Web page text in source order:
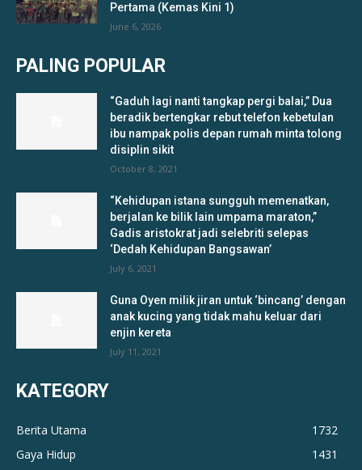
Pertama (Kemas Kini 1)
June 6, 2026
PALING POPULAR
“Gaduh lagi nanti tangkap pergi balai,” Dua
beradik bertengkar rebut telefon kebetulan
ibu nampak polis depan rumah minta tolong
disiplin sikit
October 8, 2021
“Kehidupan istana sungguh memenatkan,
berjalan ke bilik lain umpama maraton,”
Gadis aristokrat jadi selebriti selepas
‘Dedah Kehidupan Bangsawan’
July 6, 2021
Guna Oyen milik jiran untuk ‘bincang’ dengan
anak kucing yang tidak mahu keluar dari
enjin kereta
July 11, 2021
KATEGORY
Berita Utama
1732
Gaya Hidup
1431